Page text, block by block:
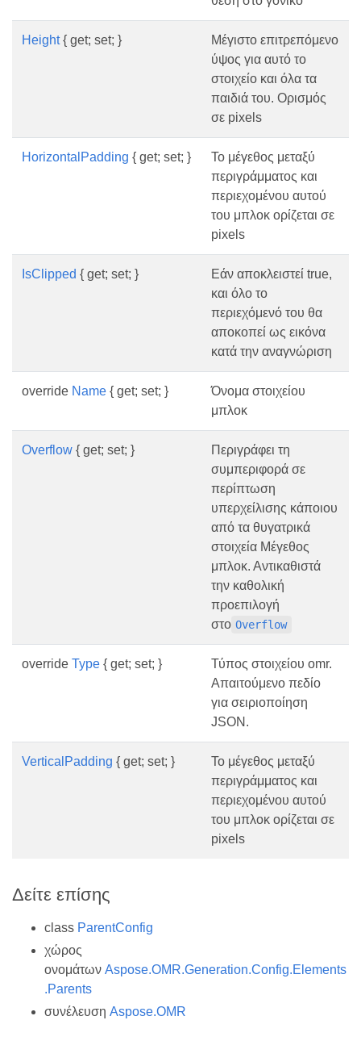
Height{ get; set; }
Μέγιστο επιτρεπόμενο
ύψος για αυτό το
στοιχείο και όλα τα
παιδιά του. Ορισμός
σε pixels
HorizontalPadding { get; set; }
Το μέγεθος μεταξύ
περιγράμματος και
περιεχομένου αυτού
του μπλοκ ορίζεται σε
pixels
IsClipped { get; set; }
Εάν αποκλειστεί true,
και όλο το
περιεχόμενό του θα
αποκοπεί ως εικόνα
κατά την αναγνώριση
override Name { get; set; }
Όνομα στοιχείου
μπλοκ
Overflow { get; set; }
Περιγράφει τη
συμπεριφορά σε
περίπτωση
υπερχείλισης κάποιου
από τα θυγατρικά
στοιχεία Μέγεθος
μπλοκ. Αντικαθιστά
την καθολική
προεπιλογή
στο Overflow
override Type { get; set; }
Τύπος στοιχείου omr.
Απαιτούμενο πεδίο
για σειριοποίηση
JSON.
VerticalPadding { get; set; }
Το μέγεθος μεταξύ
περιγράμματος και
περιεχομένου αυτού
του μπλοκ ορίζεται σε
pixels
Δείτε επίσης
class ParentConfig
χώρος
ονομάτων Aspose.OMR.Generation.Config.Elements
.Parents
συνέλευση Aspose.OMR